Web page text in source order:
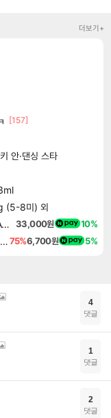
더보기+
[157]
안·댄싱 스타
(5-8미) 외
드래곤소드 어웨이크닝 DragonSword Awakening 33,000원 10%
바이오닉 베이 디럭스 에디션 Bionic Bay Deluxe Edition75%6,700원 5%
4
댓글
1
댓글
2
댓글